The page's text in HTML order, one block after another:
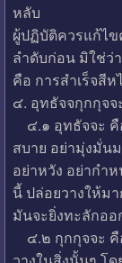
หลับ
ผู้ปฏิบัติควรแก้ไ
ลำดับก่อน มิใช่ว่
คือ การสำเร็จสี
๔. อุทธัจจกุกกุจจ
๔.๑ อุทธัจจะ คื
สบาย อย่ามุ่งมั่น
อย่าหวัง อย่ากำ
นี้ ปล่อยวางให้ม
มันจะยิ่งทะลักอ
๔.๒ กุกกุจจะ คื